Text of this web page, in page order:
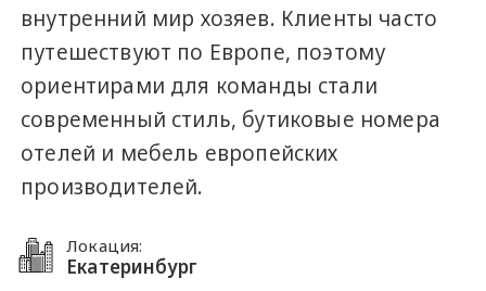
внутренний мир хозяев. Клиенты часто
путешествуют по Европе, поэтому
ориентирами для команды стали
современный стиль, бутиковые номера
отелей и мебель европейских
производителей.
Локация:
Екатеринбург